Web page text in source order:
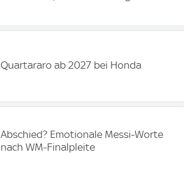
Quartararo ab 2027 bei Honda
Abschied? Emotionale Messi-Worte
nach WM-Finalpleite